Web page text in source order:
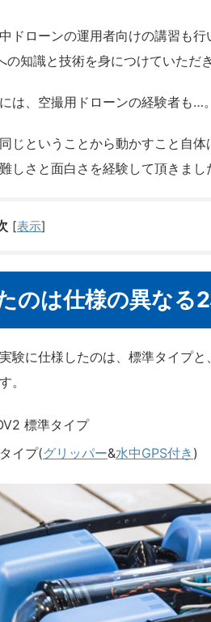
ドローンの運用者向けの講習も行
の知識と技術を身につけていただ
は、空撮用ドローンの経験者も…。
じということから動かすこと自
しさと面白さを経験して頂きまし
[表示]
のは仕様の異なる
験に仕様したのは、 標準タイプと、
。
標準タイプ
イプ(グリッパー&水中GPS付き )